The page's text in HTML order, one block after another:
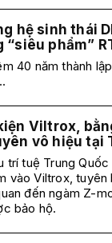
hệ sinh thái
“siêu phẩm”
40 năm thành
Viltrox,
vô hiệu tại
trí tuệ Trung
vào Viltrox, tuyên
đến ngàm Z-
bảo hộ.